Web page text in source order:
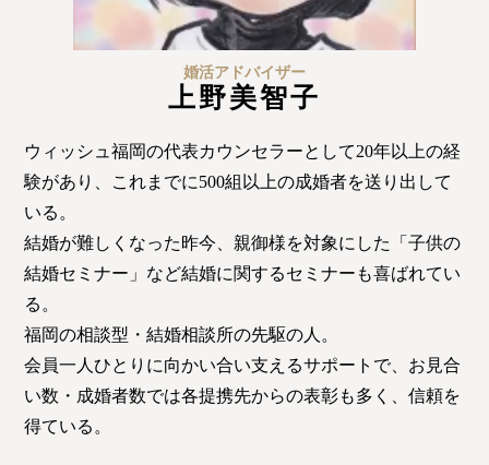
ウィッシュブログ
佐世保店
会社概要
婚活アドバイザー
上野美智子
ウィッシュ福岡の代表カウンセラーとして20年以上の経
験があり、これまでに500組以上の成婚者を送り出して
いる。
結婚が難しくなった昨今、親御様を対象にした「子供の
結婚セミナー」など結婚に関するセミナーも喜ばれてい
る。
福岡の相談型・結婚相談所の先駆の人。
会員一人ひとりに向かい合い支えるサポートで、お見合
い数・成婚者数では各提携先からの表彰も多く、信頼を
得ている。